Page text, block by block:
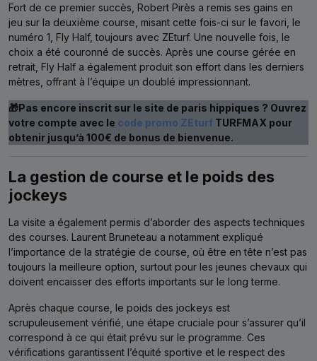
Fort de ce premier succès, Robert Pirès a remis ses gains en
jeu sur la deuxième course, misant cette fois-ci sur le favori, le
numéro 1, Fly Half, toujours avec ZEturf. Une nouvelle fois, le
choix a été couronné de succès. Après une course gérée en
retrait, Fly Half a également produit son effort dans les derniers
mètres, offrant à l’équipe un doublé impressionnant.
🎁Pas encore inscrit sur le site de paris hippiques ? Ouvrez
votre compte avec le code promo ZEturf TURFMAX pour
obtenir jusqu’à 100€ de bonus de bienvenue.
La gestion de course et le poids des
jockeys
La visite a également permis d’aborder des aspects techniques
des courses. Laurent Bruneteau a notamment expliqué
l’importance de la stratégie de course, où être en tête n’est pas
toujours la meilleure option, surtout pour les jeunes chevaux qui
doivent encaisser des efforts importants sur le long terme.
Après chaque course, le poids des jockeys est
scrupuleusement vérifié, une étape cruciale pour s’assurer qu’il
correspond à ce qui était prévu sur le programme. Ces
vérifications garantissent l’équité sportive et le respect des